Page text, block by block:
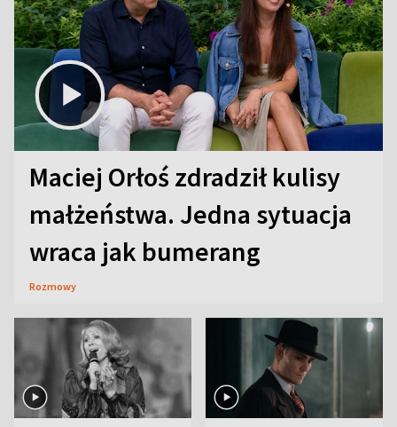
Maciej Orłoś zdradził kulisy
małżeństwa. Jedna sytuacja
wraca jak bumerang
Rozmowy